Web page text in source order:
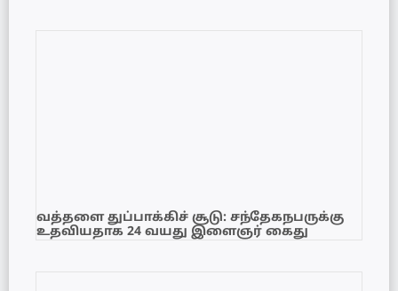
வத்தளை துப்பாக்கிச் சூடு: சந்தேகநபருக்கு
உதவியதாக 24 வயது இளைஞர் கைது